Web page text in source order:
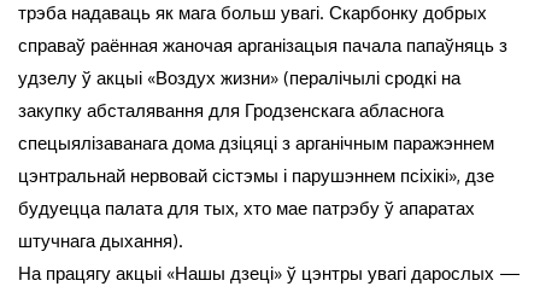
трэба надаваць як мага больш увагі. Скарбонку добрых
справаў раённая жаночая арганізацыя пачала папаўняць з
удзелу ў акцыі «Воздух жизни» (пералічылі сродкі на
закупку абсталявання для Гродзенскага абласнога
спецыялізаванага дома дзіцяці з арганічным паражэннем
цэнтральнай нервовай сістэмы і парушэннем псіхікі», дзе
будуецца палата для тых, хто мае патрэбу ў апаратах
штучнага дыхання).
На працягу акцыі «Нашы дзеці» ў цэнтры увагі дарослых —